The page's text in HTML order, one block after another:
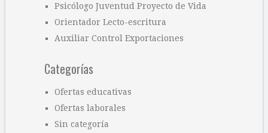
Psicólogo Juventud Proyecto de Vida
Orientador Lecto-escritura
Auxiliar Control Exportaciones
Categorías
Ofertas educativas
Ofertas laborales
Sin categoría